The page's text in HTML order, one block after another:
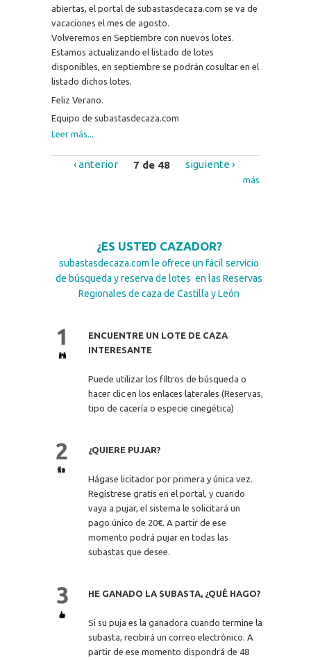
abiertas, el portal de subastasdecaza.com se va de
vacaciones el mes de agosto.
Volveremos en Septiembre con nuevos lotes.
Estamos actualizando el listado de lotes
disponibles, en septiembre se podrán cosultar en el
listado dichos lotes.
Feliz Verano.
Equipo de subastasdecaza.com
Leer más...
‹ anterior 7 de 48 siguiente ›
más
¿ES USTED CAZADOR?
subastasdecaza.com le ofrece un fácil servicio
de búsqueda y reserva de lotes en las Reservas
Regionales de caza de Castilla y León
ENCUENTRE UN LOTE DE CAZA
INTERESANTE
Puede utilizar los filtros de búsqueda o
hacer clic en los enlaces laterales (Reservas,
tipo de cacería o especie cinegética)
¿QUIERE PUJAR?
Hágase licitador por primera y única vez.
Regístrese gratis en el portal, y cuando
vaya a pujar, el sistema le solicitará un
pago único de 20€. A partir de ese
momento podrá pujar en todas las
subastas que desee.
HE GANADO LA SUBASTA, ¿QUÉ HAGO?
Si su puja es la ganadora cuando termine la
subasta, recibirá un correo electrónico. A
partir de ese momento dispondrá de 48